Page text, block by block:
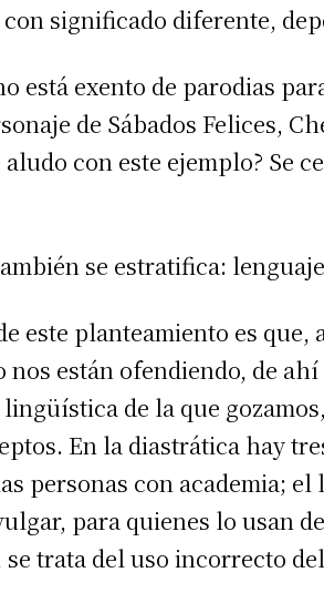
significado diferente,
está exento de parodias
de Sábados Felices,
aludo con este ejemplo? Se
se estratifica:
este planteamiento es
nos están ofendiendo, de
lingüística de la que
En la diastrática hay
personas con academia;
para quienes lo usan
se trata del uso incorrecto